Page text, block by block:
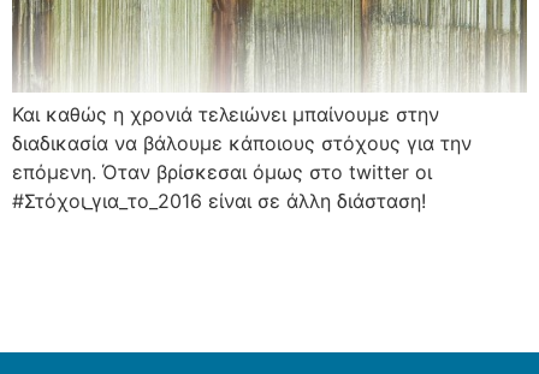
Και καθώς η χρονιά τελειώνει μπαίνουμε στην
διαδικασία να βάλουμε κάποιους στόχους για την
επόμενη. Όταν βρίσκεσαι όμως στο twitter οι
#Στόχοι_για_το_2016 είναι σε άλλη διάσταση!